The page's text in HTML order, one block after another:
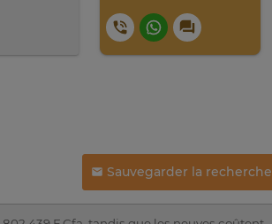
Sauvegarder la recherche